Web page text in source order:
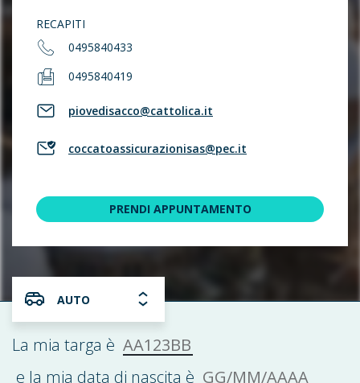
RECAPITI
0495840433
0495840419
piovedisacco@cattolica.it
coccatoassicurazionisas@pec.it
PRENDI APPUNTAMENTO
AUTO
La mia targa è AA123BB
e la mia data di nascita è GG/MM/AAAA